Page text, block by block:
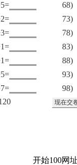
68)
73)
78)
83)
88)
93)
98)
开始100网